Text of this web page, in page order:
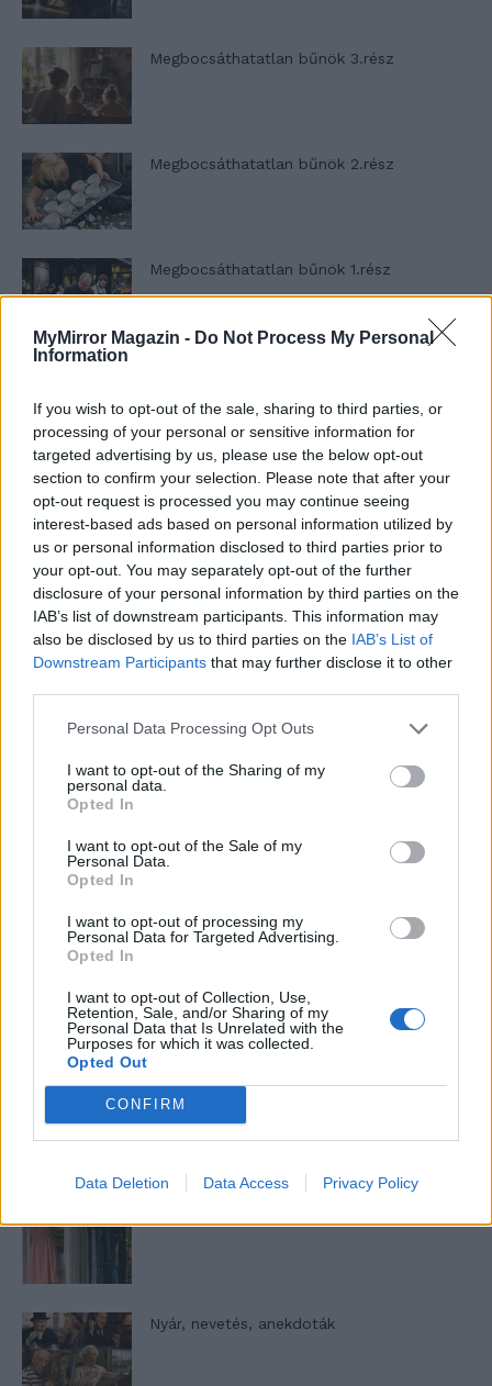
MyMirror Magazin - Do Not Process My Personal
Information
If you wish to opt-out of the sale, sharing to third parties, or
processing of your personal or sensitive information for
targeted advertising by us, please use the below opt-out
section to confirm your selection. Please note that after your
opt-out request is processed you may continue seeing
interest-based ads based on personal information utilized by
us or personal information disclosed to third parties prior to
your opt-out. You may separately opt-out of the further
disclosure of your personal information by third parties on the
IAB’s list of downstream participants. This information may
also be disclosed by us to third parties on the IAB’s List of
Downstream Participants that may further disclose it to other
Personal Data Processing Opt Outs
I want to opt-out of the Sharing of my
personal data.
Opted In
I want to opt-out of the Sale of my
Personal Data.
Opted In
I want to opt-out of processing my
Personal Data for Targeted Advertising.
Opted In
I want to opt-out of Collection, Use,
Retention, Sale, and/or Sharing of my
Personal Data that Is Unrelated with the
Purposes for which it was collected.
Opted Out
CONFIRM
Data Deletion Data Access Privacy Policy
Megbocsáthatatlan bűnök 3.rész
Megbocsáthatatlan bűnök 2.rész
Megbocsáthatatlan bűnök 1.rész
Minka 12. rész
Minka 11. rész
T. szereti a fiatal lányokat 14. rész
Pedig szóltam… – Miért nem hiszünk a
gyűjteménye
Elyna Robbs: Adéle és az örökölt árnyak
13. rész
Woody Allen megosztó zsenialitása
Nyár, nevetés, anekdoták